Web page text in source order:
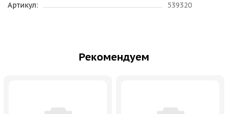
Артикул:
539320
Рекомендуем